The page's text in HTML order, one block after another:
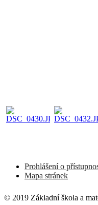
Prohlášení o
Mapa stránek
© 2019 Základní škola a